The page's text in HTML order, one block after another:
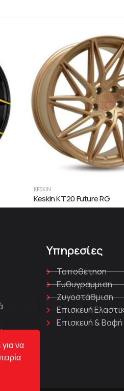
KESKIN
Keskin KT20 Future RG
Υπηρεσίες
Τοποθέτηση
Ευθυγράμμιση
Ζυγοστάθμιση
Επισκευή
Επισκευή &
να